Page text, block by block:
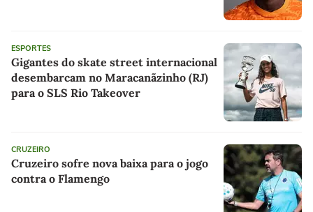
ESPORTES
Gigantes do skate street internacional
desembarcam no Maracanãzinho (RJ)
para o SLS Rio Takeover
CRUZEIRO
Cruzeiro sofre nova baixa para o jogo
contra o Flamengo